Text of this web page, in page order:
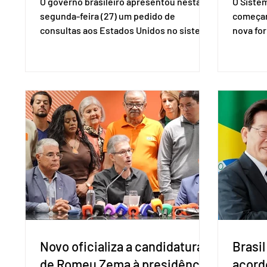
segunda-feira (27) um pedido de
consultas aos Estados Unidos no sistema
base na Seção 301 da Lei de Comércio de
1974. Segundo nota divulgada pelo
Ministério das Relações Exteriores, o
Brasil considera que as tarifas são
injustificadas e incompatíveis com as
obrigações assumidas pelos Estados
Unid
nova
e
pelo
que
Novo oficializa a candidatura
de Romeu Zema à presidência